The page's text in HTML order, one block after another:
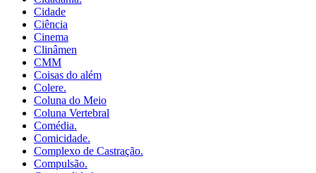
Cidade
Ciência
Cinema
Clinâmen
CMM
Coisas do além
Colere.
Coluna do Meio
Coluna Vertebral
Comédia.
Comicidade.
Complexo de Castração.
Compulsão.